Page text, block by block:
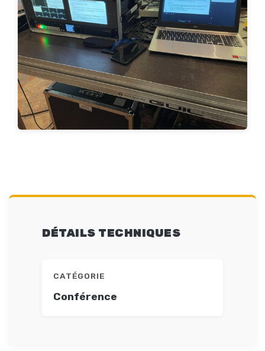
DÉTAILS TECHNIQUES
CATÉGORIE
Conférence